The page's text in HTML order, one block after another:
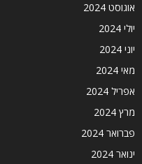
אוגוסט 2024
יולי 2024
יוני 2024
מאי 2024
אפריל 2024
מרץ 2024
פברואר 2024
ינואר 2024